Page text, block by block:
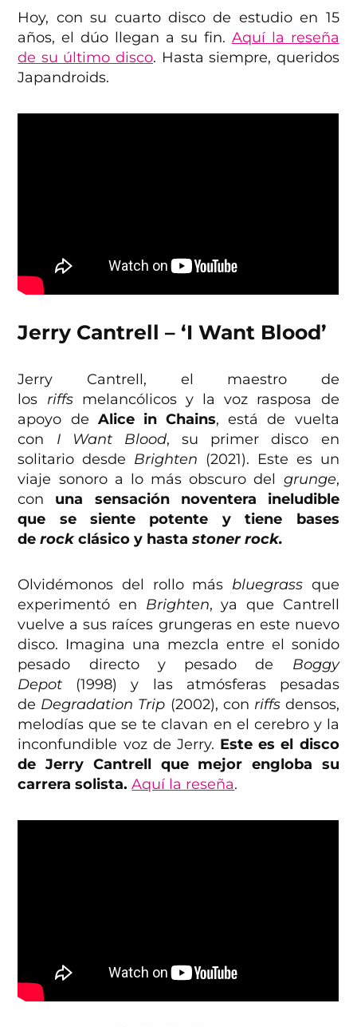
Hoy, con su cuarto disco de estudio en 15
años, el dúo llegan a su fin. Aquí la reseña
de su último disco. Hasta siempre, queridos
Japandroids.
Jerry Cantrell – ‘I Want Blood’
Jerry Cantrell, el maestro de
los riffsmelancólicos y la voz rasposa de
apoyo de Alice in Chains, está de vuelta
con I Want Blood, su primer disco en
solitario desde Brighten (2021). Este es un
viaje sonoro a lo más obscuro del grunge,
con una sensación noventera ineludible
que se siente potente y tiene bases
derockclásico y hastastoner rock.
Olvidémonos del rollo más bluegrassque
experimentó en Brighten, ya que Cantrell
vuelve a sus raíces grungeras en este nuevo
disco. Imagina una mezcla entre el sonido
pesado directo y pesado de Boggy
Depot (1998) y las atmósferas pesadas
de Degradation Trip (2002), con riffsdensos,
melodías que se te clavan en el cerebro y la
inconfundible voz de Jerry. Este es el disco
de Jerry Cantrell que mejor engloba su
carrera solista. Aquí la reseña.